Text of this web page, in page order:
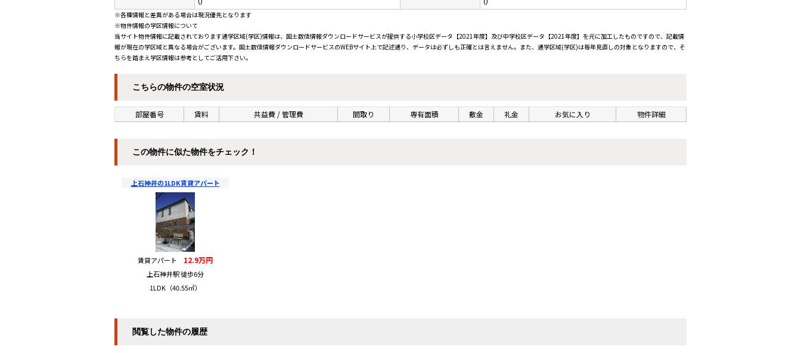
※各種情報と差異がある場合は現況優先となります
※物件情報の学区情報について
当サイト物件情報に記載されております通学区域(学区)情報は、国土数値情報ダウンロードサービスが提供する小学校区データ【2021年度】及び中学校区データ【2021年度】を元に加工したものですので、記載情
報が現在の学区域と異なる場合がございます。国土数値情報ダウンロードサービスのWEBサイト上で記述通り、データは必ずしも正確とは言えません。また、通学区域(学区)は毎年見直しの対象となりますので、そ
ちらを踏まえ学区情報は参考としてご活用下さい。
こちらの物件の空室状況
部屋番号 賃料 共益費 / 管理費 間取り 専有面積 敷金 礼金 お気に入り 物件詳細
この物件に似た物件をチェック！
上石神井の1LDK賃貸アパート
賃貸アパート 12.9万円
上石神井駅 徒歩6分
1LDK（40.55㎡）
閲覧した物件の履歴